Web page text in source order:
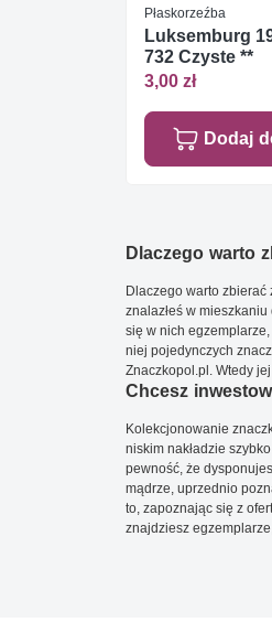
Płaskorzeźba
Luksemburg
732 Czyste **
3,00 zł
Dodaj
Dlaczego warto
Dlaczego warto zbierać
znalazłeś w
się w nich
niej pojedynczych
Znaczkopol.pl. Wtedy
Chcesz
Kolekcjonowanie
niskim nakładzie
pewność, że
mądrze, uprzednio
to, zapoznając się z
znajdziesz